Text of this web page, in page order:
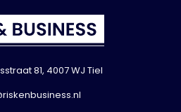
81, 4007 WJ Tiel